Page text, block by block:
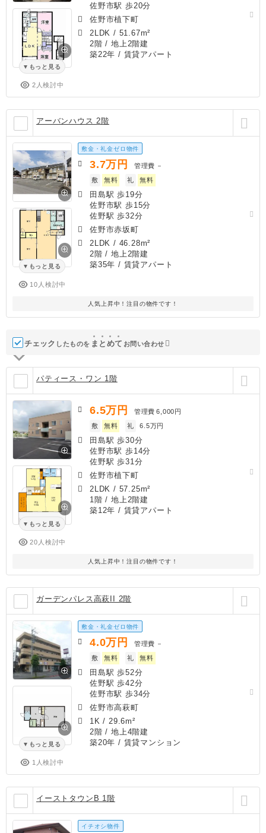
もっと見る
2人検討中
佐野市駅 歩20分
佐野市植下町
2LDK / 51.67m²
2階 / 地上2階建
築22年 / 賃貸アパート
アーバンハウス 2階
もっと見る
10人検討中
敷金・礼金ゼロ物件
3.7万円 管理費 －
敷
無料 礼 無料
田島駅 歩19分
佐野市駅 歩15分
佐野駅 歩32分
佐野市赤坂町
2LDK / 46.28m²
2階 / 地上2階建
築35年 / 賃貸アパート
人気上昇中！注目の物件です！
チェック したものを ま と めて お問い合わせ
パティース・ワン 1階
もっと見る
20人検討中
6.5万円 管理費 6,000円
敷
無料 礼 6.5万円
田島駅 歩30分
佐野市駅 歩14分
佐野駅 歩31分
佐野市植下町
2LDK / 57.25m²
1階 / 地上2階建
築12年 / 賃貸アパート
人気上昇中！注目の物件です！
ガーデンパレス高萩II 2階
もっと見る
1人検討中
敷金・礼金ゼロ物件
4.0万円 管理費 －
敷
無料 礼 無料
田島駅 歩52分
佐野駅 歩42分
佐野市駅 歩34分
佐野市高萩町
1K / 29.6m²
2階 / 地上4階建
築20年 / 賃貸マンション
イーストタウンB 1階
イチオシ物件